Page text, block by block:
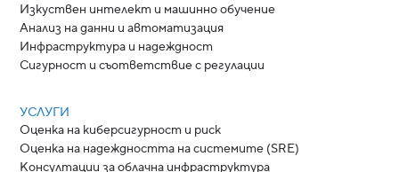
Изкуствен интелект и машинно обучение
Анализ на данни и автоматизация
Инфраструктура и надеждност
Сигурност и съответствие с регулации
УСЛУГИ
Оценка на киберсигурност и риск
Оценка на надеждността на системите (SRE)
Консултации за облачна инфраструктура